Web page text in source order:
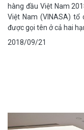
hàng đầu Việt Nam
Việt Nam (VINASA) tổ
được gọi tên ở cả hai
2018/09/21